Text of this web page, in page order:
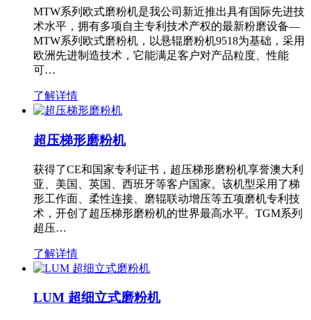
MTW系列欧式磨粉机是我公司新近推出具有国际先进技
术水平，拥有多项自主专利技术产权的最新粉磨设备—
MTW系列欧式磨粉机，以悬辊磨粉机9518为基础，采用
欧洲先进制造技术，它能满足客户对产品粒度、性能
可…
了解详情
超压梯形磨粉机
获得了CE和国家专利证书，超压梯形磨粉机享誉澳大利
亚、美国、英国、西班牙等客户国家。该机型采用了梯
形工作面、柔性连接、磨辊联动增压等五项磨机专利技
术，开创了超压梯形磨粉机的世界最高水平。TGM系列
超压…
了解详情
LUM 超细立式磨粉机